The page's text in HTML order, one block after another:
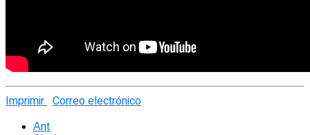
Imprimir Correo electrónico
Ant